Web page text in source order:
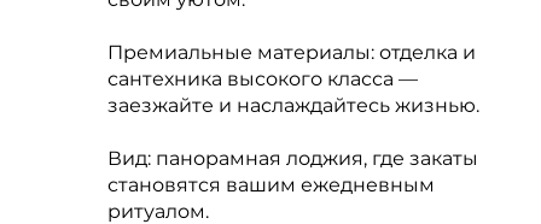
Премиальные материалы: отделка и
сантехника высокого класса —
заезжайте и наслаждайтесь жизнью.
Вид: панорамная лоджия, где закаты
становятся вашим ежедневным
ритуалом.